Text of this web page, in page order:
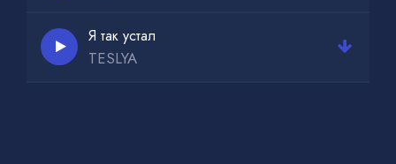
Я так устал
TESLYA